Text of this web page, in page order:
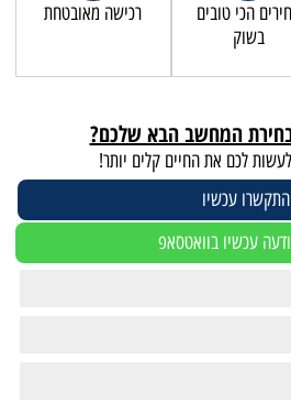
הכי טובים
בשוק
רכישה מאובטחת
המחשב הבא שלכם?
לכם את החיים קלים יותר!
התקשרו עכשיו
עכשיו בוואטסאפ